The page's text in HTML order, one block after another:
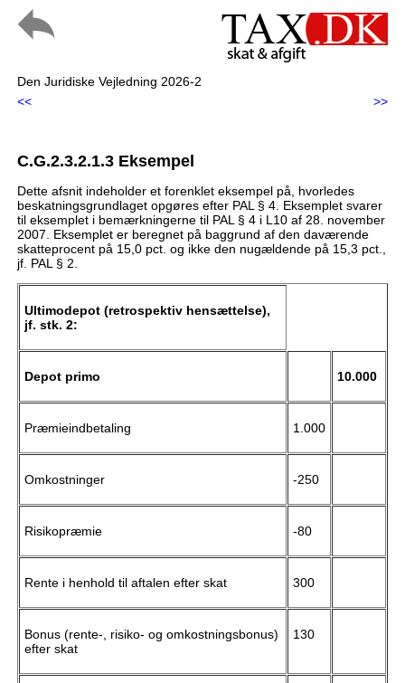
Den Juridiske Vejledning 2026-2
<<
>>
C.G.2.3.2.1.3 Eksempel
Dette afsnit indeholder et forenklet eksempel på, hvorledes
beskatningsgrundlaget opgøres efter PAL § 4. Eksemplet svarer
til eksemplet i bemærkningerne til PAL § 4 i L10 af 28. november
2007. Eksemplet er beregnet på baggrund af den daværende
skatteprocent på 15,0 pct. og ikke den nugældende på 15,3 pct.,
jf. PAL § 2.
Ultimodepot (retrospektiv hensættelse),
jf. stk. 2:
Depot primo 10.000
Præmieindbetaling 1.000
Omkostninger -250
Risikopræmie -80
Rente i henhold til aftalen efter skat 300
Bonus (rente-, risiko- og omkostningsbonus)
efter skat
130